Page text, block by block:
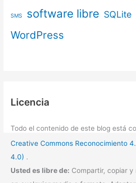
SMS software libre SQLite
WordPress
Licencia
Todo el contenido de este blog está
Creative Commons Reconocimiento
4.0) .
Usted es libre de: Compartir, copiar